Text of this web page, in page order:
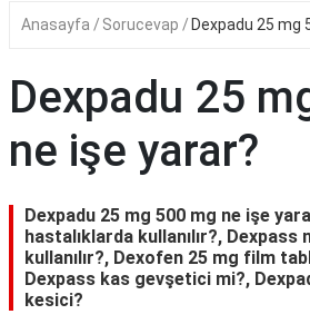
Anasayfa Sorucevap Dexpadu 25 mg
Dexpadu 25
ne işe yarar?
Dexpadu 25 mg 500 mg ne işe
hastalıklarda kullanılır?, Dexpass
kullanılır?, Dexofen 25 mg film
Dexpass kas gevşetici mi?,
kesici?